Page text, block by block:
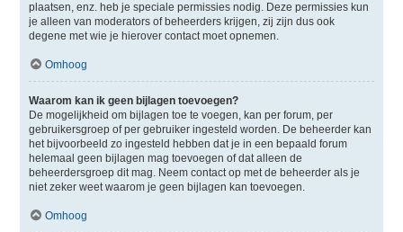
plaatsen, enz. heb je speciale permissies nodig. Deze permissies kun
je alleen van moderators of beheerders krijgen, zij zijn dus ook
degene met wie je hierover contact moet opnemen.
Omhoog
Waarom kan ik geen bijlagen toevoegen?
De mogelijkheid om bijlagen toe te voegen, kan per forum, per
gebruikersgroep of per gebruiker ingesteld worden. De beheerder kan
het bijvoorbeeld zo ingesteld hebben dat je in een bepaald forum
helemaal geen bijlagen mag toevoegen of dat alleen de
beheerdersgroep dit mag. Neem contact op met de beheerder als je
niet zeker weet waarom je geen bijlagen kan toevoegen.
Omhoog